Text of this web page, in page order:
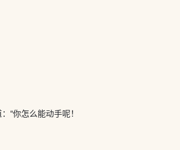
“你怎么能动手呢！